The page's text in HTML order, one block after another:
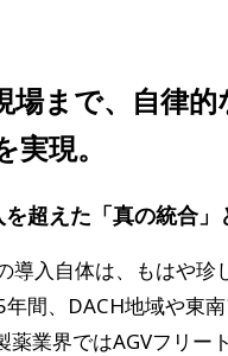
場まで、自律的
現。
超えた「真の統合」
導入自体は、もはや珍
間、DACH地域や東
薬業界ではAGVフリー